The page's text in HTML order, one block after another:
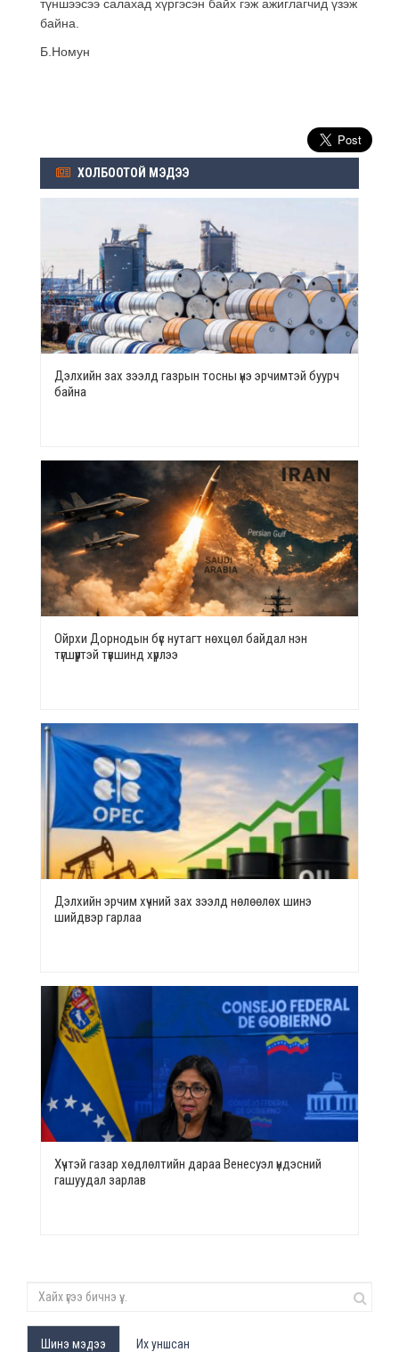
түншээсээ салахад хүргэсэн байх гэж ажиглагчид үзэж
байна.
Б.Номун
ХОЛБООТОЙ МЭДЭЭ
Дэлхийн зах зээлд газрын тосны үнэ эрчимтэй буурч
байна
Ойрхи Дорнодын бүс нутагт нөхцөл байдал нэн
түгшүүртэй түвшинд хүрлээ
Дэлхийн эрчим хүчний зах зээлд нөлөөлөх шинэ
шийдвэр гарлаа
Хүчтэй газар хөдлөлтийн дараа Венесуэл үндэсний
гашуудал зарлав
Шинэ мэдээ Их уншсан